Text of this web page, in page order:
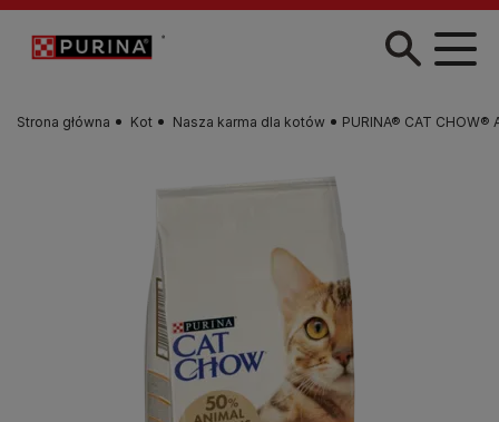
Przejdź do treści
Strona główna Kot Nasza karma dla kotów PURINA® CAT